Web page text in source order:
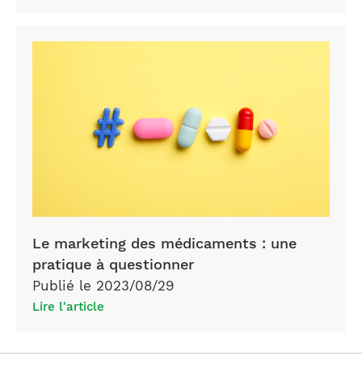
Le marketing des médicaments : une
pratique à questionner
Publié le 2023/08/29
Lire l'article